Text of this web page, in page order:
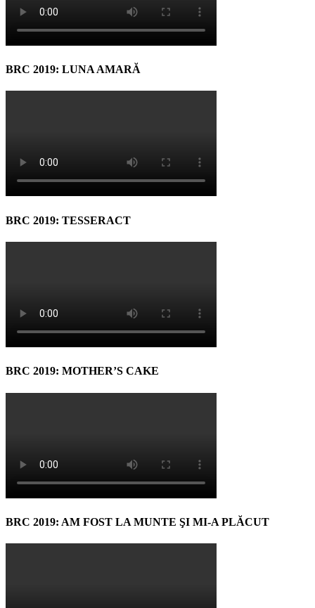
BRC 2019: LUNA AMARĂ
BRC 2019: TESSERACT
BRC 2019: MOTHER’S CAKE
BRC 2019: AM FOST LA MUNTE ŞI MI-A PLĂCUT